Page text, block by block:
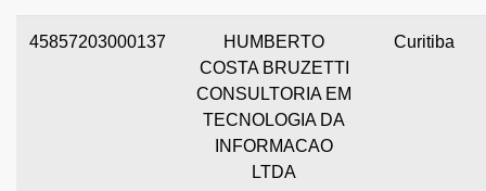
45857203000137
HUMBERTO
COSTA BRUZETTI
CONSULTORIA EM
TECNOLOGIA DA
INFORMACAO
LTDA
Curitiba